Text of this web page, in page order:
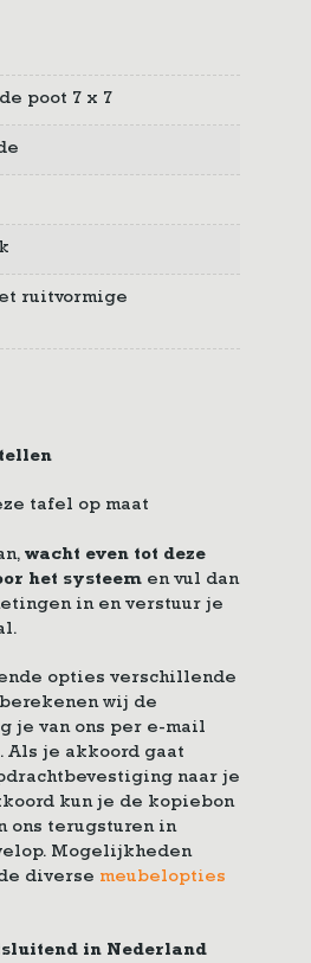
poot 7 x 7
ruitvormige
tafel op maat
wacht even tot deze
het systeem en vul dan
in en verstuur je
opties verschillende
wij de
je van ons per e-mail
Als je akkoord gaat
naar je
kun je de kopiebon
ons terugsturen in
Mogelijkheden
diverse meubelopties
in Nederland